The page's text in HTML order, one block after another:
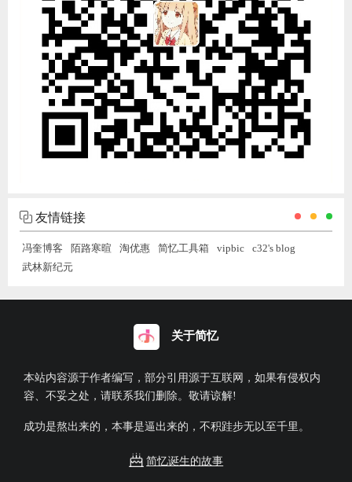
友情链接
冯奎博客 陌路寒暄 淘优惠 简忆工具箱 vipbic
c32's blog
武林新纪元
关于简忆
本站内容源于作者编写，部分引用源于互联网，如果有侵权内
容、不妥之处，请联系我们删除。敬请谅解!
成功是熬出来的，本事是逼出来的，不积跬步无以至千里。
简忆诞生的故事